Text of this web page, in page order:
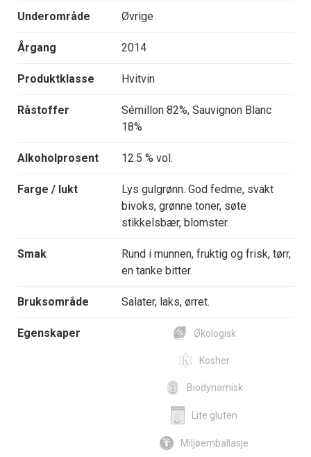
Underområde Øvrige
Årgang 2014
Produktklasse Hvitvin
Råstoffer
Sémillon 82%, Sauvignon Blanc
18%
Alkoholprosent 12.5 % vol.
Farge / lukt
Lys gulgrønn. God fedme, svakt
bivoks, grønne toner, søte
stikkelsbær, blomster.
Smak
Rund i munnen, fruktig og frisk, tørr,
en tanke bitter.
Bruksområde Salater, laks, ørret.
Egenskaper Økologisk
Kosher
Biodynamisk
Lite gluten
Miljøemballasje